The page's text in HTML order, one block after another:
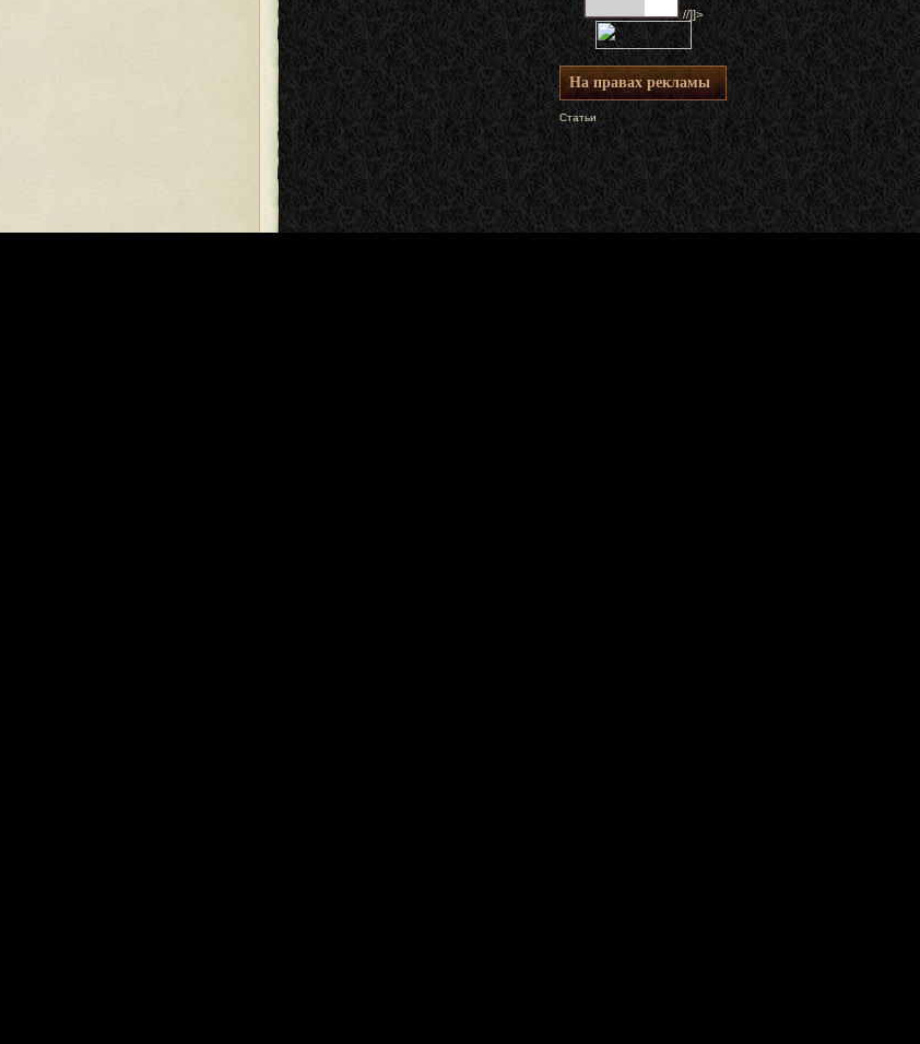
//]]>
На правах рекламы
Статьи